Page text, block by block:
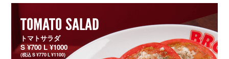
TOMATO SALAD
トマトサラダ
S ¥700 L ¥1000
(税込 S ¥770 L ¥1100)